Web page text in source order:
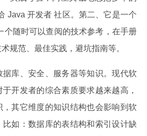
Java 开发者 社区。第二、它是一个
个随时可以查阅的技术参考，在手册
规范、最佳实践，避坑指南等。
库、安全、服务器等知识。现代软
开发者的综合素质要求越来越高，
，其它维度的知识结构也会影响到软
如：数据库的表结构和索引设计缺